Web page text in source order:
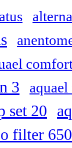
3
set 20
filter 650